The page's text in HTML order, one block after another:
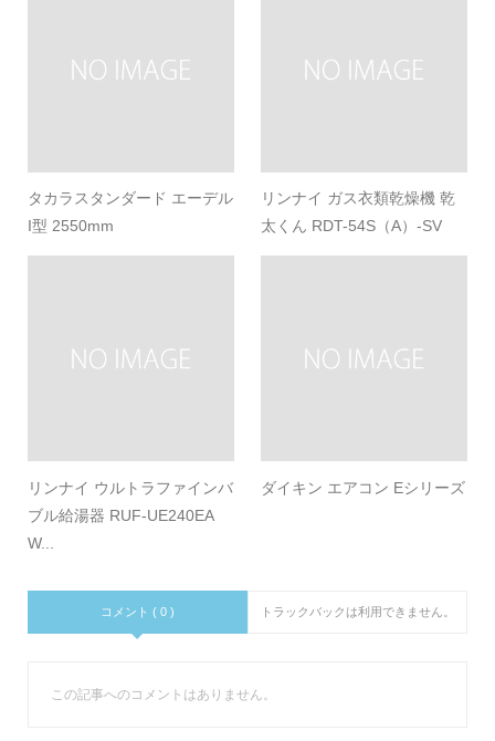
タカラスタンダード エーデル
I型 2550mm
リンナイ ガス衣類乾燥機 乾
太くん RDT-54S（A）-SV
リンナイ ウルトラファインバ
ブル給湯器 RUF-UE240EA
W...
ダイキン エアコン Eシリーズ
コメント ( 0 ) トラックバックは利用できません。
この記事へのコメントはありません。